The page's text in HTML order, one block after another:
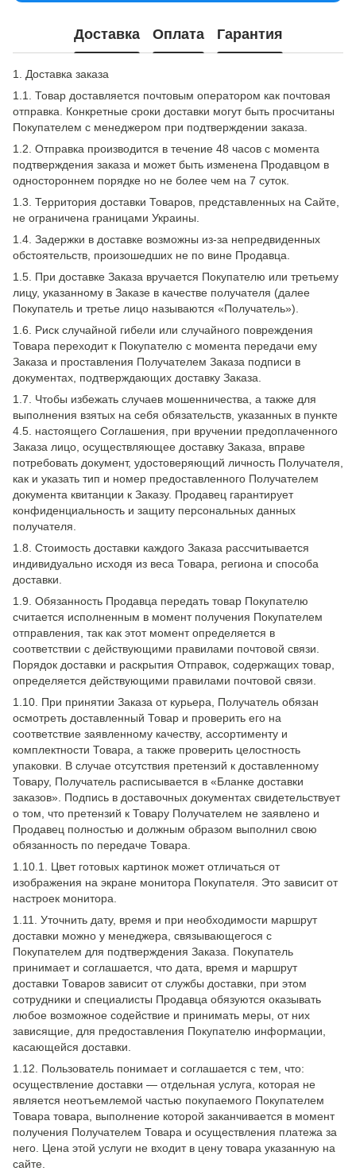
Доставка Оплата Гарантия
1. Доставка заказа
1.1. Товар доставляется почтовым оператором как почтовая
отправка. Конкретные сроки доставки могут быть просчитаны
Покупателем с менеджером при подтверждении заказа.
1.2. Отправка производится в течение 48 часов с момента
подтверждения заказа и может быть изменена Продавцом в
одностороннем порядке но не более чем на 7 суток.
1.3. Территория доставки Товаров, представленных на Сайте,
не ограничена границами Украины.
1.4. Задержки в доставке возможны из-за непредвиденных
обстоятельств, произошедших не по вине Продавца.
1.5. При доставке Заказа вручается Покупателю или третьему
лицу, указанному в Заказе в качестве получателя (далее
Покупатель и третье лицо называются «Получатель»).
1.6. Риск случайной гибели или случайного повреждения
Товара переходит к Покупателю с момента передачи ему
Заказа и проставления Получателем Заказа подписи в
документах, подтверждающих доставку Заказа.
1.7. Чтобы избежать случаев мошенничества, а также для
выполнения взятых на себя обязательств, указанных в пункте
4.5. настоящего Соглашения, при вручении предоплаченного
Заказа лицо, осуществляющее доставку Заказа, вправе
потребовать документ, удостоверяющий личность Получателя,
как и указать тип и номер предоставленного Получателем
документа квитанции к Заказу. Продавец гарантирует
конфиденциальность и защиту персональных данных
получателя.
1.8. Стоимость доставки каждого Заказа рассчитывается
индивидуально исходя из веса Товара, региона и способа
доставки.
1.9. Обязанность Продавца передать товар Покупателю
считается исполненным в момент получения Покупателем
отправления, так как этот момент определяется в
соответствии с действующими правилами почтовой связи.
Порядок доставки и раскрытия Отправок, содержащих товар,
определяется действующими правилами почтовой связи.
1.10. При принятии Заказа от курьера, Получатель обязан
осмотреть доставленный Товар и проверить его на
соответствие заявленному качеству, ассортименту и
комплектности Товара, а также проверить целостность
упаковки. В случае отсутствия претензий к доставленному
Товару, Получатель расписывается в «Бланке доставки
заказов». Подпись в доставочных документах свидетельствует
о том, что претензий к Товару Получателем не заявлено и
Продавец полностью и должным образом выполнил свою
обязанность по передаче Товара.
1.10.1. Цвет готовых картинок может отличаться от
изображения на экране монитора Покупателя. Это зависит от
настроек монитора.
1.11. Уточнить дату, время и при необходимости маршрут
доставки можно у менеджера, связывающегося с
Покупателем для подтверждения Заказа. Покупатель
принимает и соглашается, что дата, время и маршрут
доставки Товаров зависит от службы доставки, при этом
сотрудники и специалисты Продавца обязуются оказывать
любое возможное содействие и принимать меры, от них
зависящие, для предоставления Покупателю информации,
касающейся доставки.
1.12. Пользователь понимает и соглашается с тем, что:
осуществление доставки — отдельная услуга, которая не
является неотъемлемой частью покупаемого Покупателем
Товара товара, выполнение которой заканчивается в момент
получения Получателем Товара и осуществления платежа за
него. Цена этой услуги не входит в цену товара указанную на
сайте.